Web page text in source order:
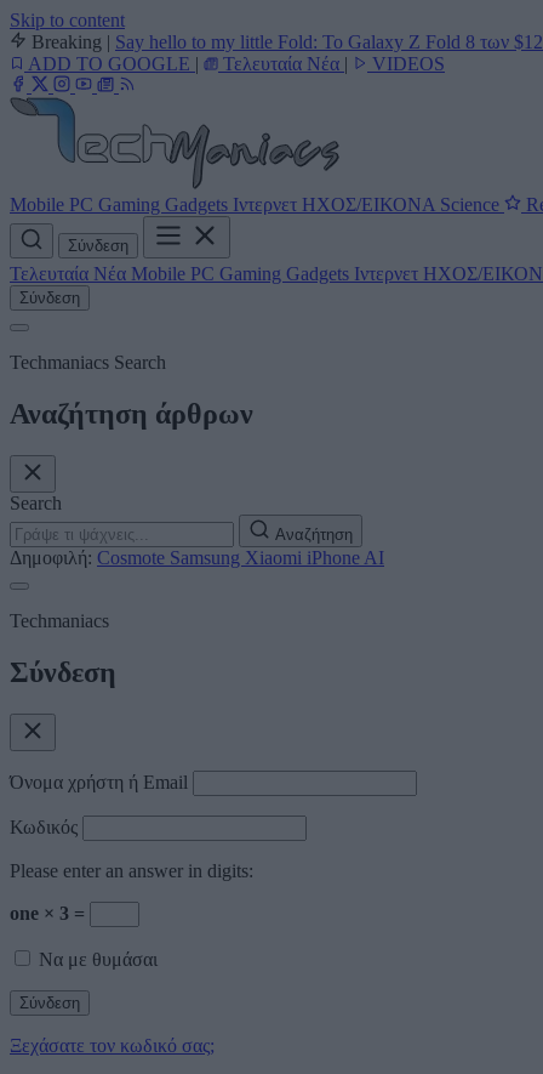
Skip to content
Breaking | Say hello to my little Fold: Το Galaxy Z Fold 8 των
ADD TO GOOGLE | Τελευταία Νέα | VIDEOS
Mobile PC Gaming Gadgets Ιντερνετ ΗΧΟΣ/ΕΙΚΟΝΑ Science
Σύνδεση
Τελευταία Νέα Mobile PC Gaming Gadgets Ιντερνετ ΗΧΟΣ/
Σύνδεση
Techmaniacs Search
Αναζήτηση άρθρων
Search
Αναζήτηση
Δημοφιλή: Cosmote Samsung Xiaomi iPhone AI
Techmaniacs
Σύνδεση
Όνομα χρήστη ή Email
Κωδικός
Please enter an answer in digits:
one × 3 =
Να με θυμάσαι
Ξεχάσατε τον κωδικό σας;